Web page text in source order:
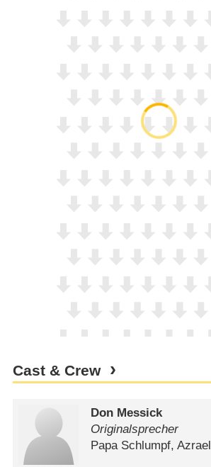
Cast & Crew
Don Messick
Originalsprecher
Papa Schlumpf, Azrael